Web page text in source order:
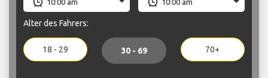
Alter des Fahrers:
18 - 29 30 - 69 70+